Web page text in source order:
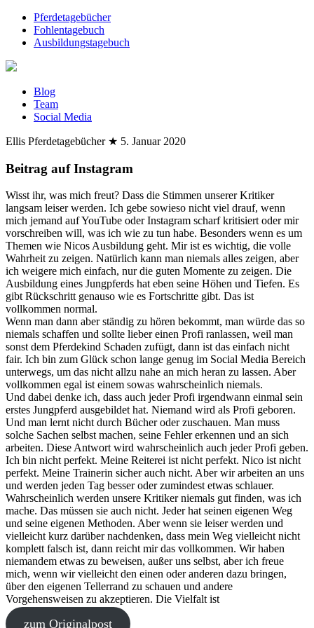
Pferdetagebücher
Fohlentagebuch
Ausbildungstagebuch
Blog
Team
Social Media
Ellis Pferdetagebücher ★ 5. Januar 2020
Beitrag auf Instagram
Wisst ihr, was mich freut? Dass die Stimmen unserer Kritiker
langsam leiser werden. Ich gebe sowieso nicht viel drauf, wenn
mich jemand auf YouTube oder Instagram scharf kritisiert oder mir
vorschreiben will, was ich wie zu tun habe. Besonders wenn es um
Themen wie Nicos Ausbildung geht. Mir ist es wichtig, die volle
Wahrheit zu zeigen. Natürlich kann man niemals alles zeigen, aber
ich weigere mich einfach, nur die guten Momente zu zeigen. Die
Ausbildung eines Jungpferds hat eben seine Höhen und Tiefen. Es
gibt Rückschritt genauso wie es Fortschritte gibt. Das ist
vollkommen normal.
Wenn man dann aber ständig zu hören bekommt, man würde das so
niemals schaffen und sollte lieber einen Profi ranlassen, weil man
sonst dem Pferdekind Schaden zufügt, dann ist das einfach nicht
fair. Ich bin zum Glück schon lange genug im Social Media Bereich
unterwegs, um das nicht allzu nahe an mich heran zu lassen. Aber
vollkommen egal ist einem sowas wahrscheinlich niemals.
Und dabei denke ich, dass auch jeder Profi irgendwann einmal sein
erstes Jungpferd ausgebildet hat. Niemand wird als Profi geboren.
Und man lernt nicht durch Bücher oder zuschauen. Man muss
solche Sachen selbst machen, seine Fehler erkennen und an sich
arbeiten. Diese Antwort wird wahrscheinlich auch jeder Profi geben.
Ich bin nicht perfekt. Meine Reiterei ist nicht perfekt. Nico ist nicht
perfekt. Meine Trainerin sicher auch nicht. Aber wir arbeiten an uns
und werden jeden Tag besser oder zumindest etwas schlauer.
Wahrscheinlich werden unsere Kritiker niemals gut finden, was ich
mache. Das müssen sie auch nicht. Jeder hat seinen eigenen Weg
und seine eigenen Methoden. Aber wenn sie leiser werden und
vielleicht kurz darüber nachdenken, dass mein Weg vielleicht nicht
komplett falsch ist, dann reicht mir das vollkommen. Wir haben
niemandem etwas zu beweisen, außer uns selbst, aber ich freue
mich, wenn wir vielleicht den einen oder anderen dazu bringen,
über den eigenen Tellerrand zu schauen und andere
Vorgehensweisen zu akzeptieren. Die Vielfalt ist
zum Originalpost